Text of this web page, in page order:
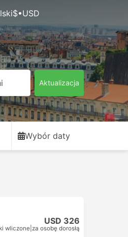
$•USD
Aktualizacja
Wybór daty
USD 326
wliczone za osobę dorosłą